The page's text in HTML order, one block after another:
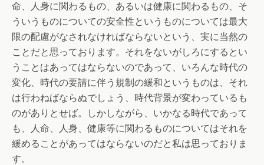
命、人身に関わるもの、あるいは健康に関わるもの、そ
ういうものについての安全性というものについては最大
限の配慮がなされなければならないという、実に当然の
ことだと思っております。それをないがしろにするとい
うことはあってはならないのであって、いろんな時代の
変化、時代の要請に伴う規制の緩和というものは、それ
は行わねばならぬでしょう、時代背景が変わっているも
のがありとせば。しかしながら、いかなる時代であって
も、人命、人身、健康等に関わるものについてはそれを
緩めることがあってはならないのだと私は思っておりま
す。